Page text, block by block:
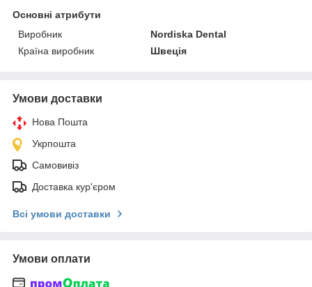
Основні атрибути
Виробник
Nordiska Dental
Країна виробник
Швеція
Умови доставки
Нова Пошта
Укрпошта
Самовивіз
Доставка кур'єром
Всі умови доставки
Умови оплати